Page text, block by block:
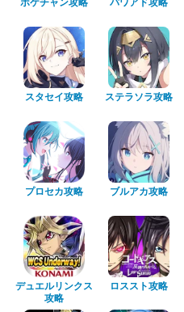
ポケチャン攻略 パワアド攻略
スタセイ攻略 ステラソラ攻略
プロセカ攻略 ブルアカ攻略
デュエルリンクス
攻略
ロススト攻略